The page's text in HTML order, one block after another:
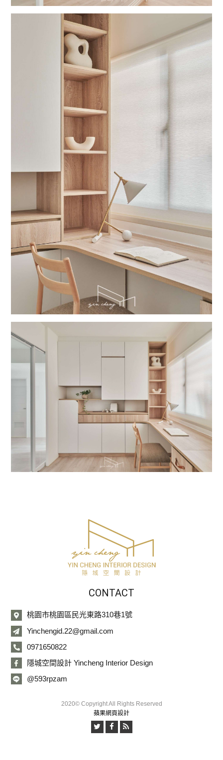
CONTACT
桃園市桃園區民光東路310巷1號
Yinchengid.22@gmail.com
0971650822
隱城空間設計 Yincheng Interior Design
@593rpzam
2020© Copyright All Rights Reserved
蘋果網頁設計